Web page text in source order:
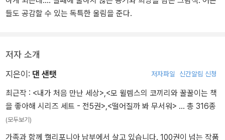
들도 공감할 수 있는 독특한 울림을 준다.
저자 소개
지은이: 댄 샌탯 저자파일 신간알림 신청
최근작 : <내가 처음 만난 세상> <모 윌렘스의 코끼리와 꿀꿀이는 책
을 좋아해 시리즈 세트 - 전5권> <떨어질까 봐 무서워> … 총 316종
(모두보기)
가족과 함께 캘리포니아 남부에서 살고 있습니다. 100권이 넘는 작품